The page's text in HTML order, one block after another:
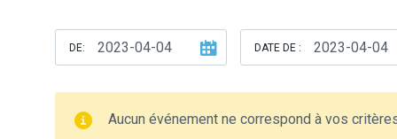
DE: DATE DE :
Aucun événement ne correspond à vos